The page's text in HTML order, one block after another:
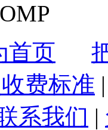
首页
费标准
系我们 |